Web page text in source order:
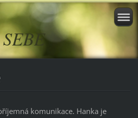
komunikace. Hanka je